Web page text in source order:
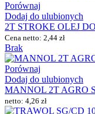
Porównaj
Dodaj do ulubionych
2T STROKE OLEJ
Cena netto: 2,44 zł
Brak
Porównaj
Dodaj do ulubionych
MANNOL 2T AGRO
netto: 4,26 zł